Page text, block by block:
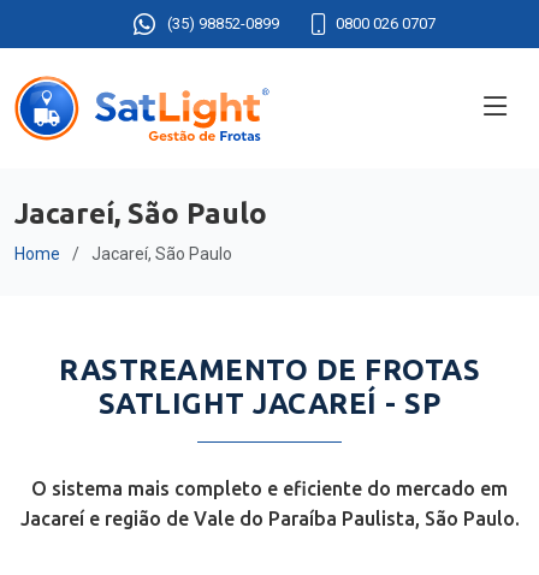
(35) 98852-0899 0800 026 0707
Jacareí, São Paulo
Home Jacareí, São Paulo
RASTREAMENTO DE FROTAS
SATLIGHT JACAREÍ - SP
O sistema mais completo e eficiente do mercado em
Jacareí e região de Vale do Paraíba Paulista, São Paulo.